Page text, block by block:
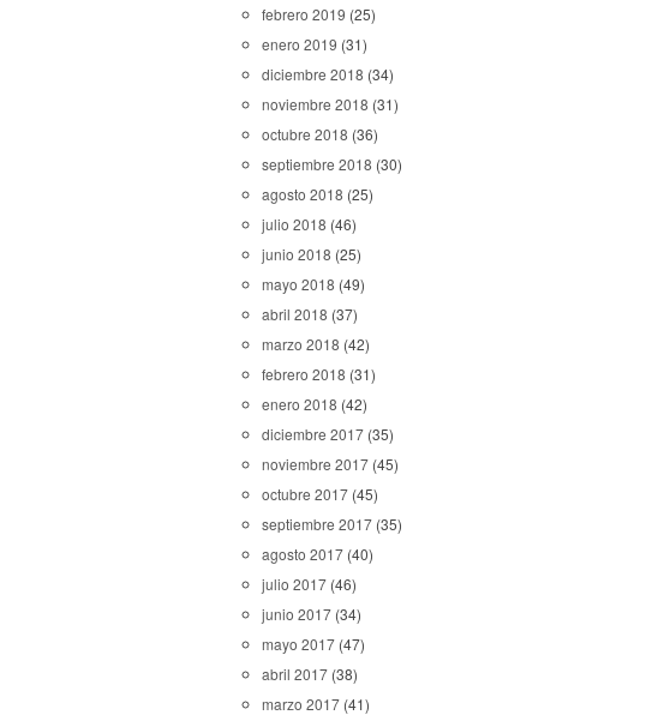
febrero 2019 (25)
enero 2019 (31)
diciembre 2018 (34)
noviembre 2018 (31)
octubre 2018 (36)
septiembre 2018 (30)
agosto 2018 (25)
julio 2018 (46)
junio 2018 (25)
mayo 2018 (49)
abril 2018 (37)
marzo 2018 (42)
febrero 2018 (31)
enero 2018 (42)
diciembre 2017 (35)
noviembre 2017 (45)
octubre 2017 (45)
septiembre 2017 (35)
agosto 2017 (40)
julio 2017 (46)
junio 2017 (34)
mayo 2017 (47)
abril 2017 (38)
marzo 2017 (41)